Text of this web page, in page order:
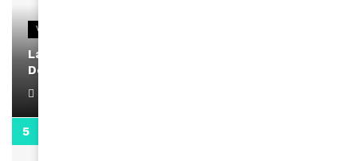
VIDEOS
La rubrique santé speciale coronavirus du
Docteur Makanda